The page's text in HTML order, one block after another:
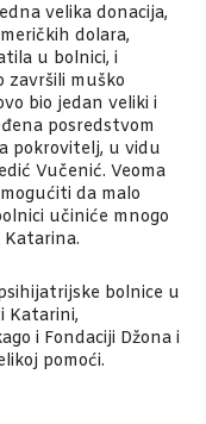
velika donacija,
dolara,
u bolnici, i
završili muško
bio jedan veliki i
posredstvom
pokrovitelj, u vidu
Vučenić. Veoma
da malo
učiniće mnogo
Katarina.
bolnice u
Katarini,
i Fondaciji Džona i
pomoći.